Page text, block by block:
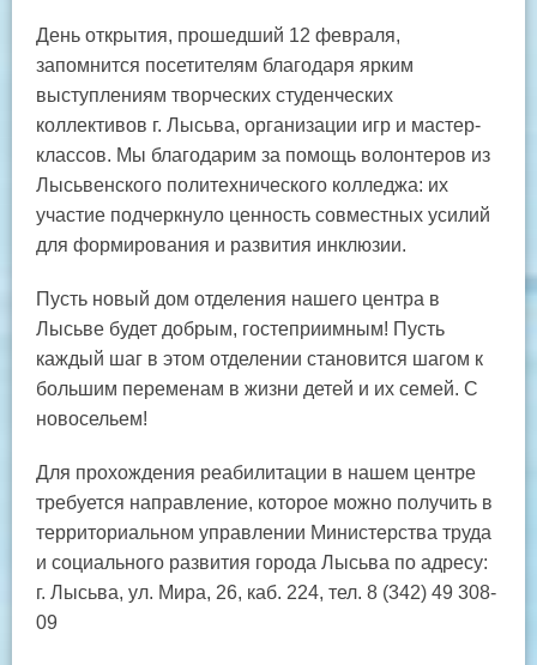
День открытия, прошедший 12 февраля,
запомнится посетителям благодаря ярким
выступлениям творческих студенческих
коллективов г. Лысьва, организации игр и мастер-
классов. Мы благодарим за помощь волонтеров из
Лысьвенского политехнического колледжа: их
участие подчеркнуло ценность совместных усилий
для формирования и развития инклюзии.
Пусть новый дом отделения нашего центра в
Лысьве будет добрым, гостеприимным! Пусть
каждый шаг в этом отделении становится шагом к
большим переменам в жизни детей и их семей. С
новосельем!
Для прохождения реабилитации в нашем центре
требуется направление, которое можно получить в
территориальном управлении Министерства труда
и социального развития города Лысьва по адресу:
г. Лысьва, ул. Мира, 26, каб. 224, тел. 8 (342) 49 308-
09